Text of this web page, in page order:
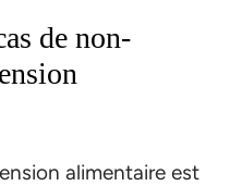
de non-
alimentaire est